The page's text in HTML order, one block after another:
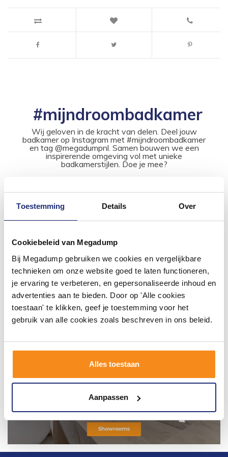
Toestemming Details Over
Cookiebeleid van Megadump
Bij Megadump gebruiken we cookies en vergelijkbare
technieken om onze website goed te laten functioneren,
je ervaring te verbeteren, en gepersonaliseerde inhoud en
advertenties aan te bieden. Door op 'Alle cookies
toestaan' te klikken, geef je toestemming voor het
gebruik van alle cookies zoals beschreven in ons beleid.
Alles toestaan
Aanpassen
#mijndroombadkamer
Wij geloven in de kracht van delen. Deel jouw
badkamer op Instagram met #mijndroombadkamer
en tag @megadumpnl. Samen bouwen we een
inspirerende omgeving vol met unieke
badkamerstijlen. Doe je mee?